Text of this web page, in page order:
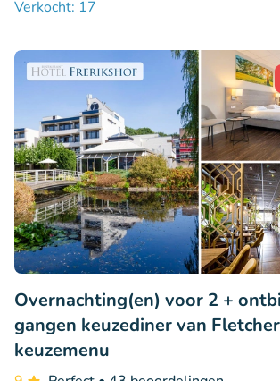
Verkocht: 17
Overnachting(en) voor 2 +
gangen keuzediner van
keuzemenu